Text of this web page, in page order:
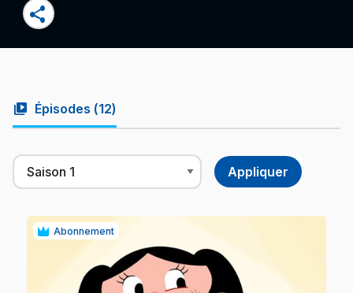
share
video_library Épisodes (12)
Abonnement